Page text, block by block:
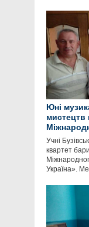
Юні
мистецтв
Учні
квартет
Україна».